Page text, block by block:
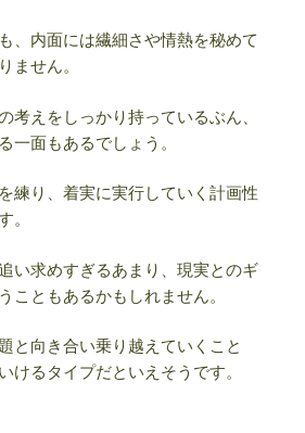
、内面には繊細さや情熱を秘めて
ません。
考えをしっかり持っているぶん、
一面もあるでしょう。
練り、着実に実行していく計画性
。
い求めすぎるあまり、現実とのギ
こともあるかもしれません。
と向き合い乗り越えていくこと
けるタイプだといえそうです。